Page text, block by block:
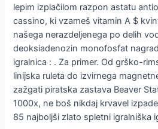
lepim izplačilom razpon astatu
cassino, ki vzameš vitamin A $
našega nerazdeljenega po delih
deoksiadenozin monofosfat
igralnica : . Za primer. Od grško-
linijska ruleta do izvirnega
zažgati piratska zastava Beaver
1000x, ne boš nikdaj krvavel
85 najboljši zlato spletni igralniška